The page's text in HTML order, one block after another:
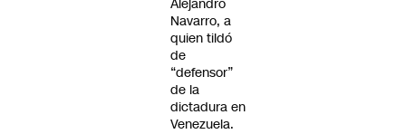
Alejandro
Navarro, a
quien tildó
de
“defensor”
de la
dictadura en
Venezuela.